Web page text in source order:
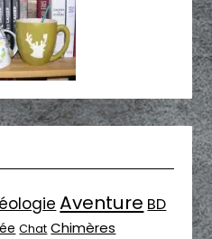
Aventure BD
Chat Chimères